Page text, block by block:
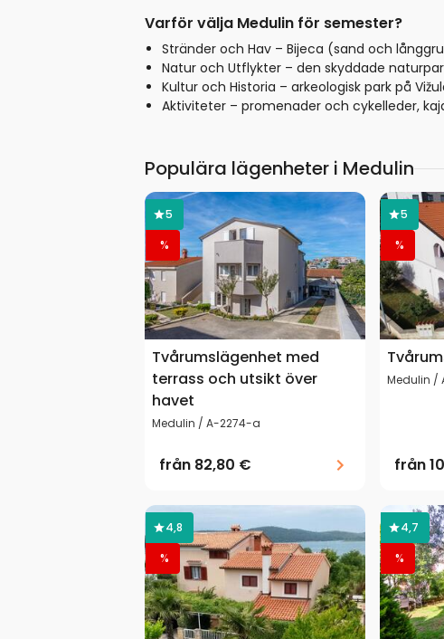
Varför välja Medulin för semester?
Stränder och Hav – Bijeca (sand och
Natur och Utflykter – den skyddade
Kultur och Historia – arkeologisk park på
Aktiviteter – promenader och cykelleder,
Populära lägenheter i Medulin
Tvårumslägenhet med
terrass och utsikt över
havet
Medulin / A-2274-a
från 82,80 €
5
%
Medulin /
från
5
%
4,8
%
4,7
%